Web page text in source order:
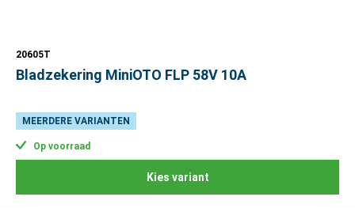
20605T
Bladzekering MiniOTO FLP 58V 10A
MEERDERE VARIANTEN
Op voorraad
Kies variant